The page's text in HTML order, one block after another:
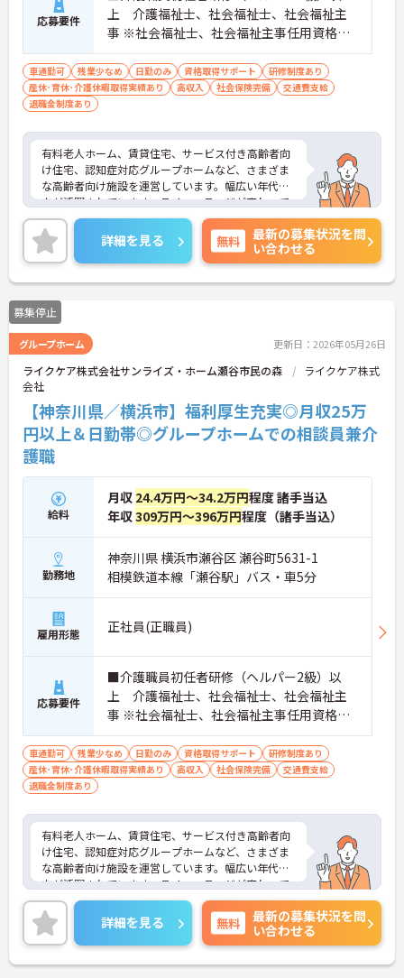
応募要件
上 介護福祉士、社会福祉士、社会福祉主
事 ※社会福祉士、社会福祉主事任用資格の
ある方歓 ■普通自動車免許 車運転必須
車通勤可 残業少なめ 日勤のみ 資格取得サポート
研修制度あり
産休･育休･介護休暇取得実績あり
高収入 社会保険完備
交通費支給
退職金制度あり
有料老人ホーム、賃貸住宅、サービス付き高齢者向
け住宅、認知症対応グループホームなど、さまざま
な高齢者向け施設を運営しています。幅広い年代の
方が活躍されています。ライフステージが変わって
も長く働ける環境です。福利厚生も整っており、待
遇面も魅力の一つです。ご興味のある方は面接ポイ
ントなどをお伝えいたしますので、是非お気軽にお
問い合わせください！
詳細を見る 無料
最新の募集状況を問
い合わせる
募集停止
グループホーム 更新日：2026年05月26日
ライクケア株式会社サンライズ・ホーム瀬谷市民の森
ライクケア株式
会社
【神奈川県／横浜市】福利厚生充実◎月収25万
円以上＆日勤帯◎グループホームでの相談員兼介
護職
給料
月収 24.4万円～34.2万円程度 諸手当込
年収309万円～396万円程度（諸手当込）
勤務地
神奈川県 横浜市瀬谷区 瀬谷町5631-1
相模鉄道本線「瀬谷駅」バス・車5分
雇用形態 正社員(正職員)
応募要件
■介護職員初任者研修（ヘルパー2級）以
上 介護福祉士、社会福祉士、社会福祉主
事 ※社会福祉士、社会福祉主事任用資格の
ある方歓 ■普通自動車免許 車運転必須
車通勤可 残業少なめ 日勤のみ 資格取得サポート
研修制度あり
産休･育休･介護休暇取得実績あり
高収入 社会保険完備
交通費支給
退職金制度あり
有料老人ホーム、賃貸住宅、サービス付き高齢者向
け住宅、認知症対応グループホームなど、さまざま
な高齢者向け施設を運営しています。幅広い年代の
方が活躍されています。ライフステージが変わって
も長く働ける環境です。福利厚生も整っており、待
遇面も魅力の一つです。ご興味のある方は面接ポイ
ントなどをお伝えいたしますので、是非お気軽にお
問い合わせください！
詳細を見る 無料
最新の募集状況を問
い合わせる